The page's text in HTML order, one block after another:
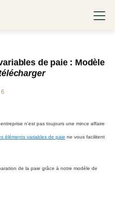
excel gratuit à télécharger
de paie : Modèle
n'est pas toujours une mince affaire
éléments variables de paie ne vous facilitent
de la paie grâce à notre modèle de